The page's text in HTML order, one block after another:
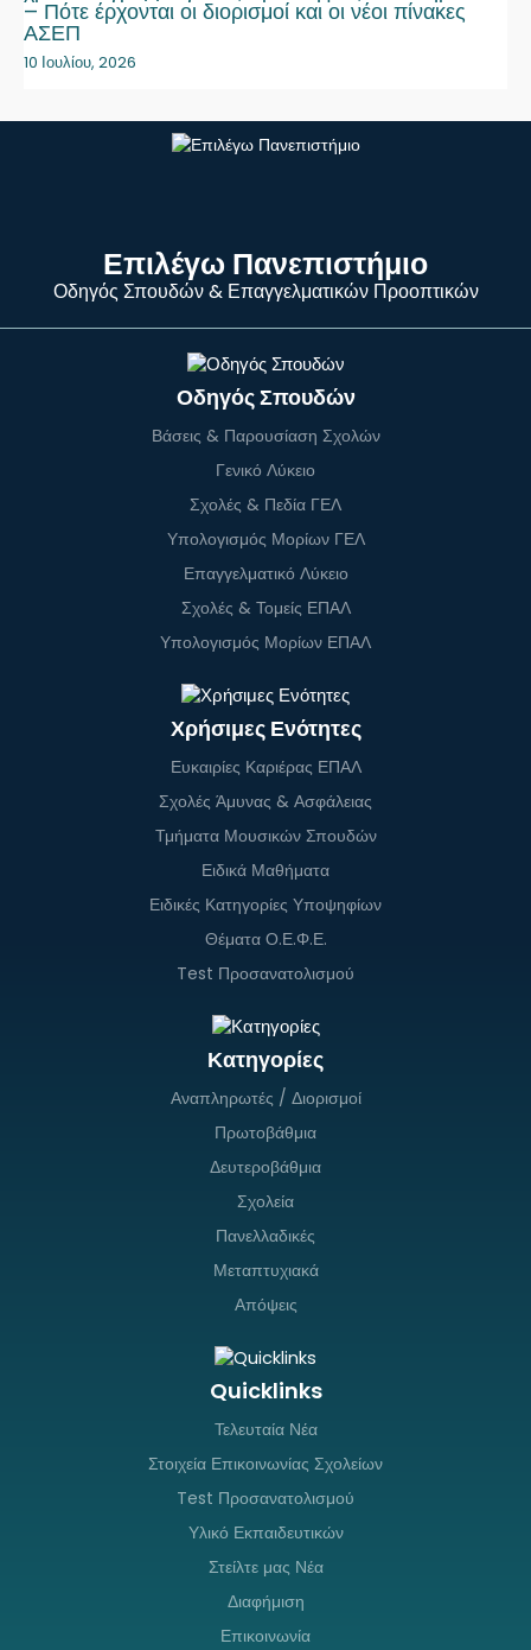
– Πότε έρχονται οι διορισμοί και οι νέοι πίνακες
ΑΣΕΠ
10 Ιουλίου, 2026
Επιλέγω Πανεπιστήμιο
Οδηγός Σπουδών & Επαγγελματικών Προοπτικών
Οδηγός Σπουδών
Βάσεις & Παρουσίαση Σχολών
Γενικό Λύκειο
Σχολές & Πεδία ΓΕΛ
Υπολογισμός Μορίων ΓΕΛ
Επαγγελματικό Λύκειο
Σχολές & Τομείς ΕΠΑΛ
Υπολογισμός Μορίων ΕΠΑΛ
Χρήσιμες Ενότητες
Ευκαιρίες Καριέρας ΕΠΑΛ
Σχολές Άμυνας & Ασφάλειας
Τμήματα Μουσικών Σπουδών
Ειδικά Μαθήματα
Ειδικές Κατηγορίες Υποψηφίων
Θέματα Ο.Ε.Φ.Ε.
Test Προσανατολισμού
Κατηγορίες
Αναπληρωτές / Διορισμοί
Πρωτοβάθμια
Δευτεροβάθμια
Σχολεία
Πανελλαδικές
Μεταπτυχιακά
Απόψεις
Quicklinks
Τελευταία Νέα
Στοιχεία Επικοινωνίας Σχολείων
Test Προσανατολισμού
Υλικό Εκπαιδευτικών
Στείλτε μας Νέα
Διαφήμιση
Επικοινωνία